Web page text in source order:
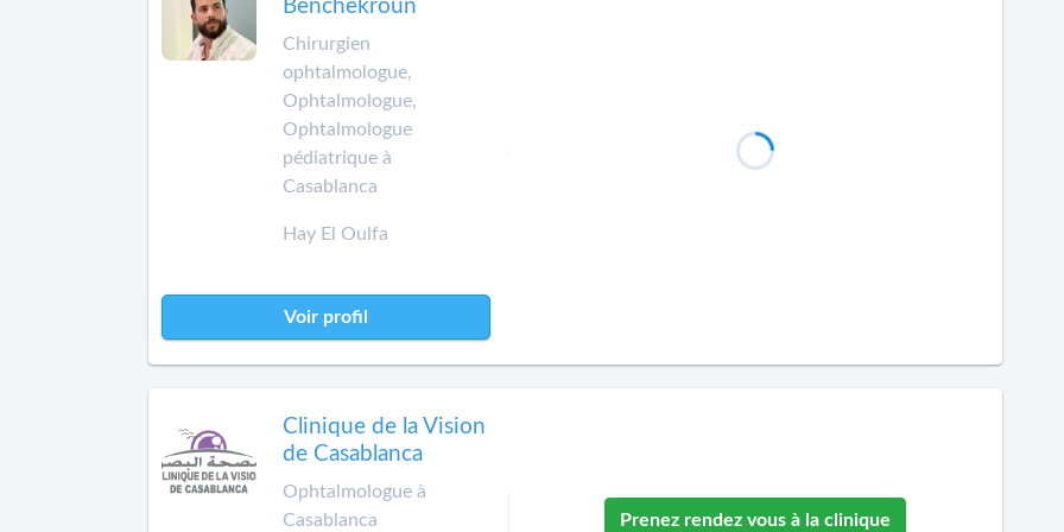
Benchekroun
Chirurgien
ophtalmologue,
Ophtalmologue,
Ophtalmologue
pédiatrique à
Casablanca
Hay El Oulfa
Voir profil
Clinique de la Vision
de Casablanca
Ophtalmologue à
Casablanca
Prenez rendez vous à la clinique